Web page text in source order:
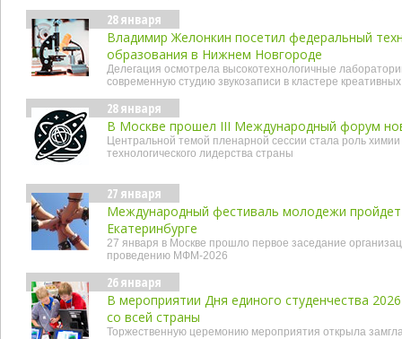
28 января
Владимир Желонкин посетил федеральный
образования в Нижнем Новгороде
Делегация осмотрела высокотехнологичные
современную студию звукозаписи в кластере
28 января
В Москве прошел III Международный форум
Центральной темой пленарной сессии стала роль
технологического лидерства страны
27 января
Международный фестиваль молодежи пройдет
Екатеринбурге
27 января в Москве прошло первое заседание
проведению МФМ-2026
26 января
В мероприятии Дня единого студенчества
со всей страны
Торжественную церемонию мероприятия открыла